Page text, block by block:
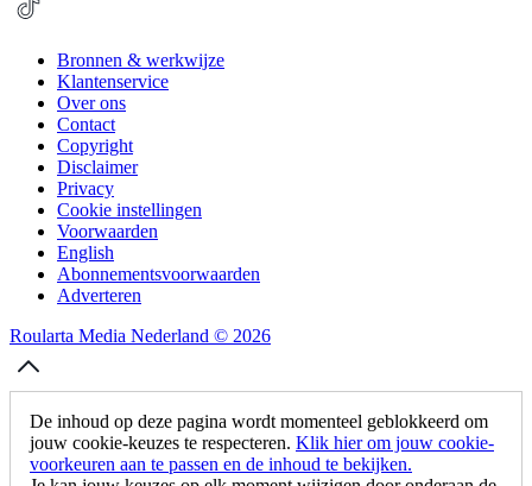
Bronnen & werkwijze
Klantenservice
Over ons
Contact
Copyright
Disclaimer
Privacy
Cookie instellingen
Voorwaarden
English
Abonnementsvoorwaarden
Adverteren
Roularta Media Nederland © 2026
De inhoud op deze pagina wordt momenteel geblokkeerd om
jouw cookie-keuzes te respecteren. Klik hier om jouw cookie-
voorkeuren aan te passen en de inhoud te bekijken.